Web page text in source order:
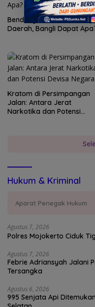
Bendungan Sidan Airi
Daerah, Bangli Dapat
Kratom di Persimpangan
Jalan: Antara Jerat
Narkotika dan Potensi
Hukum & Kriminal
Aparat Penegak Hukum
Agustus 7, 2026
Polres Mojokerto Ciduk
Agustus 7, 2026
Febrie Adriansyah Jalani
Tersangka
Agustus 6, 2026
995 Senjata Api